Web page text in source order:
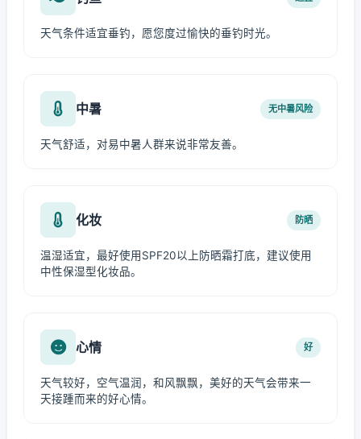
天气条件适宜垂钓，愿您度过愉快的垂钓时光。
中暑 无中暑风险
天气舒适，对易中暑人群来说非常友善。
化妆 防晒
温湿适宜，最好使用SPF20以上防晒霜打底，建议使用
中性保湿型化妆品。
心情 好
天气较好，空气温润，和风飘飘，美好的天气会带来一
天接踵而来的好心情。